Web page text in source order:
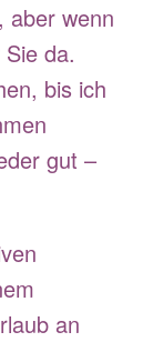
aber wenn
da.
bis ich
gut –
an